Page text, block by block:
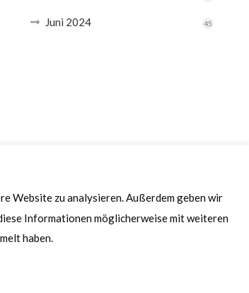
Juni 2024 45
Website zu analysieren. Außerdem geben wir
Informationen möglicherweise mit weiteren
haben.